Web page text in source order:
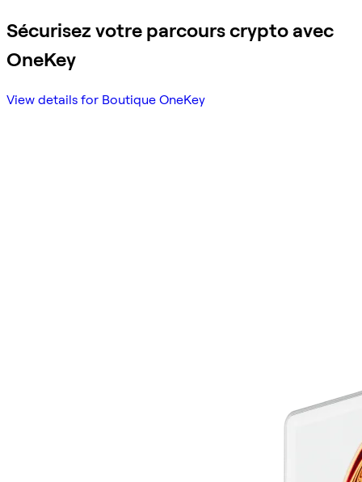
Sécurisez votre parcours crypto avec
OneKey
View details for Boutique OneKey